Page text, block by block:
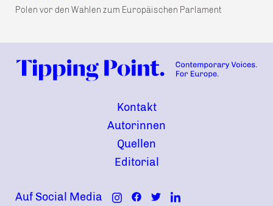
Polen vor den Wahlen zum Europäischen Parlament
Kontakt
Autorinnen
Quellen
Editorial
Auf Social Media